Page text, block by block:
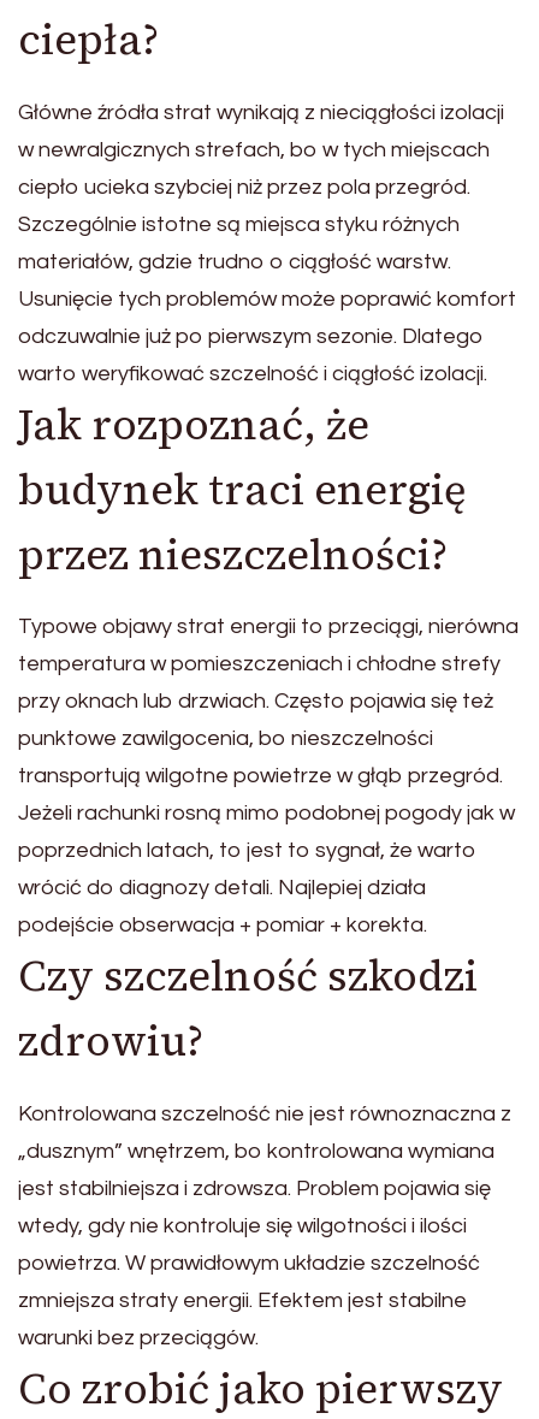
ciepła?
Główne źródła strat wynikają z nieciągłości izolacji
w newralgicznych strefach, bo w tych miejscach
ciepło ucieka szybciej niż przez pola przegród.
Szczególnie istotne są miejsca styku różnych
materiałów, gdzie trudno o ciągłość warstw.
Usunięcie tych problemów może poprawić komfort
odczuwalnie już po pierwszym sezonie. Dlatego
warto weryfikować szczelność i ciągłość izolacji.
Jak rozpoznać, że
budynek traci energię
przez nieszczelności?
Typowe objawy strat energii to przeciągi, nierówna
temperatura w pomieszczeniach i chłodne strefy
przy oknach lub drzwiach. Często pojawia się też
punktowe zawilgocenia, bo nieszczelności
transportują wilgotne powietrze w głąb przegród.
Jeżeli rachunki rosną mimo podobnej pogody jak w
poprzednich latach, to jest to sygnał, że warto
wrócić do diagnozy detali. Najlepiej działa
podejście obserwacja + pomiar + korekta.
Czy szczelność szkodzi
zdrowiu?
Kontrolowana szczelność nie jest równoznaczna z
„dusznym” wnętrzem, bo kontrolowana wymiana
jest stabilniejsza i zdrowsza. Problem pojawia się
wtedy, gdy nie kontroluje się wilgotności i ilości
powietrza. W prawidłowym układzie szczelność
zmniejsza straty energii. Efektem jest stabilne
warunki bez przeciągów.
Co zrobić jako pierwszy